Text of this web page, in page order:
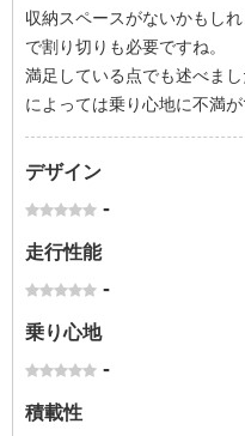
収納スペースがないかもし
で割り切りも必要ですね。
満足している点でも述べま
によっては乗り心地に不満が
デザイン
-
走行性能
-
乗り心地
-
積載性